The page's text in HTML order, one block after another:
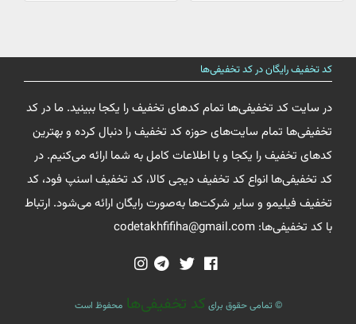
کد تخفیف رایگان در کد تخفیفی‌ها
در سایت کد تخفیفی‌ها تمام کدهای تخفیف را یکجا ببینید. ما در کد
تخفیفی‌ها تمام سایت‌های حوزه کد تخفیف را دنبال کرده و بهترین
کدهای تخفیف را یکجا و با اطلاعات کامل به شما ارائه می‌کنیم. در
کد تخفیفی‌ها انواع کد تخفیف دیجی کالا، کد تخفیف اسنپ فود، کد
تخفیف فیلیمو و سایر شرکت‌ها به‌صورت رایگان ارائه می‌شود. ارتباط
با کد تخفیفی‌ها: codetakhfifiha@gmail.com
© تمامی حقوق برای کد تخفیفی‌هامحفوظ است